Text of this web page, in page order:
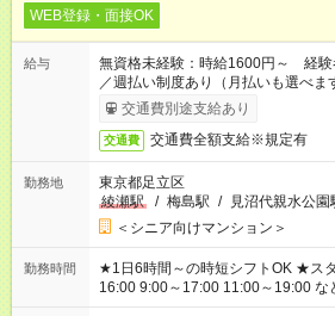
WEB登録・面接OK
給与
無資格未経験：時給1600円～ 経
／週払い制度あり（月払いも選べま
了次第のお支払いとなります。
交通費別途支給あり
交通費 交通費全額支給※規定有
勤務地
東京都足立区
綾瀬駅
/ 梅島駅 / 見沼代親水公園
＜シニア向けマンション＞
勤務時間
★1日6時間～の時短シフトOK ★スタート時間選べます！ 7:00～
16:00 9:00～17:00 11:00～19:00 など 残業な
場合、他のお仕事と合わせ週40時